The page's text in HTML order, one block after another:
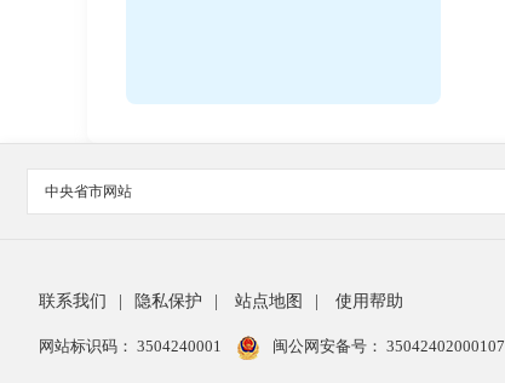
中央省市网站
联系我们 隐私保护 站点地图 使用帮助
网站标识码： 3504240001 闽公网安备号： 35042402000107